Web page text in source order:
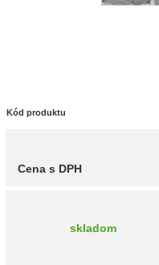
Kód produktu
Cena s DPH
skladom